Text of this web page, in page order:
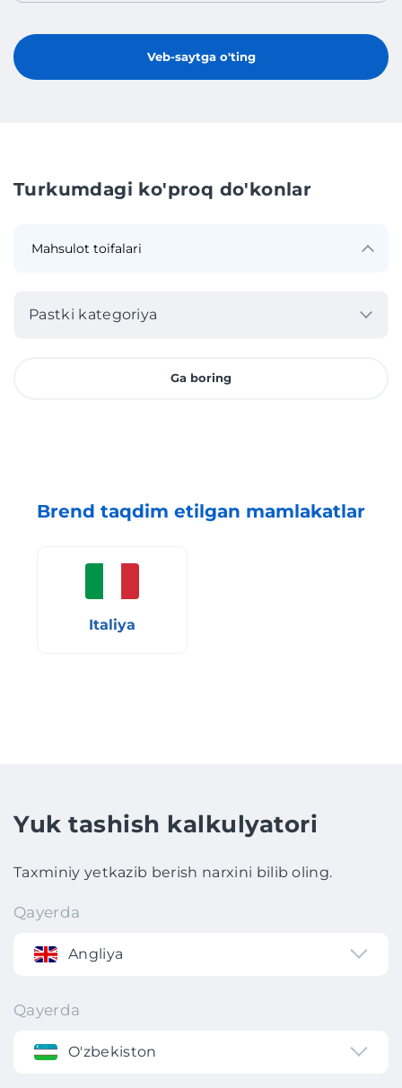
Veb-saytga o'ting
Turkumdagi ko'proq do'konlar
Pastki kategoriya
Ga boring
Brend taqdim etilgan mamlakatlar
Italiya
Yuk tashish kalkulyatori
Taxminiy yetkazib berish narxini bilib oling.
Qayerda
Angliya
Qayerda
O'zbekiston